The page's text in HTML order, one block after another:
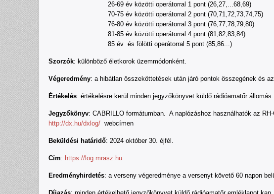
26-69 év közötti operátorral 1 pont (26,27,...68,69)
70-75 év közötti operátorral 2 pont (70,71,72,73,74,75)
76-80 év közötti operátorral 3 pont (76,77,78,79,80)
81-85 év közötti operátorral 4 pont (81,82,83,84)
85 év és fölötti operátorral 5 pont (85,86...)
Szorzók: különböző életkorok üzemmódonként.
Végeredmény: a hibátlan összeköttetések után járó pontok összegének és
Értékelés: értékelésre kerül minden jegyzőkönyvet küldő rádióamatőr állomás.
Jegyzőkönyv: CABRILLO formátumban. A naplózáshoz használhatók az
http://dx.hu/dxlog/ webcímen
Beküldési határidő: 2024 október 30. éjfél.
Cím: https://log.mrasz.hu
Eredményhirdetés: a verseny végeredménye a versenyt követő 60 napon